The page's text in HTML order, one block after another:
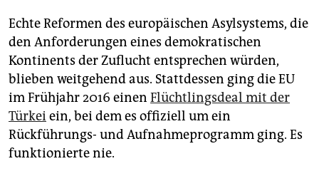
Echte Reformen des europäischen Asylsystems, die
den Anforderungen eines demokratischen
Kontinents der Zuflucht entsprechen würden,
blieben weitgehend aus. Stattdessen ging die EU
im Frühjahr 2016 einen Flüchtlingsdeal mit der
Türkeiein, bei dem es offiziell um ein
Rückführungs- und Aufnahmeprogramm ging. Es
funktionierte nie.